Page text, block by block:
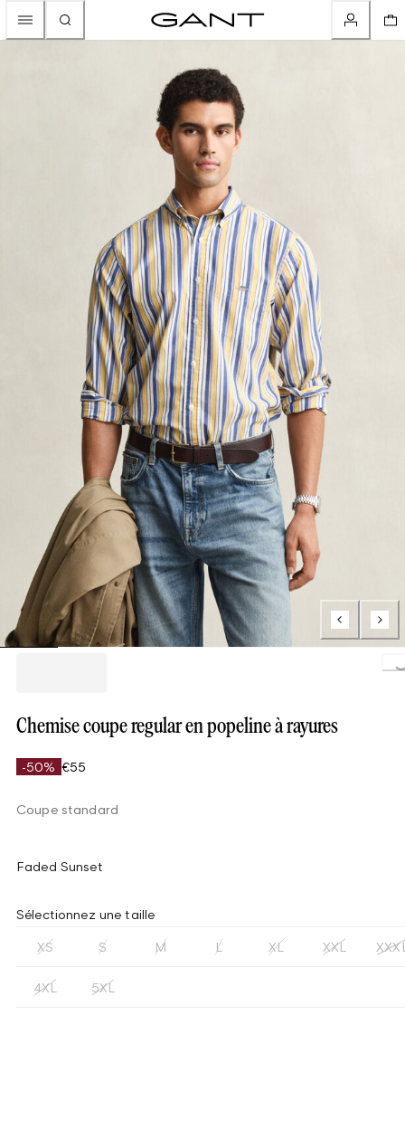
Chemise coupe regular en popeline à rayures
-50% €55
Coupe standard
Faded Sunset
Sélectionnez une taille
XS S M L XL XXL
4XL 5XL